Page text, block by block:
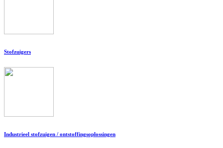
Stofzuigers
Industrieel stofzuigen / ontstoffingsoplossingen